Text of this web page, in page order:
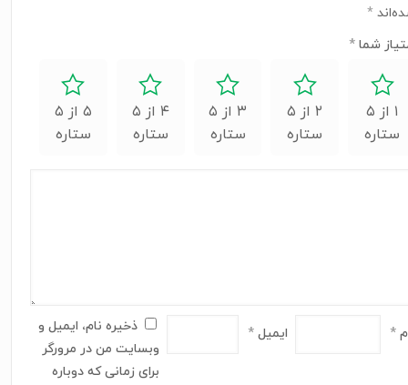
*
شما *
۱ از ۵
ستاره
۲ از ۵
ستاره
۳ از ۵
ستاره
۴ از ۵
ستاره
۵ از ۵
ستاره
* ایمیل*
ذخیره نام، ایمیل و
وبسایت من در مرورگر
برای زمانی که دوباره